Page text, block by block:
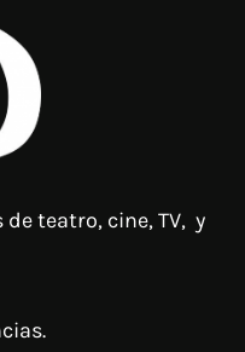
teatro, cine, TV, y